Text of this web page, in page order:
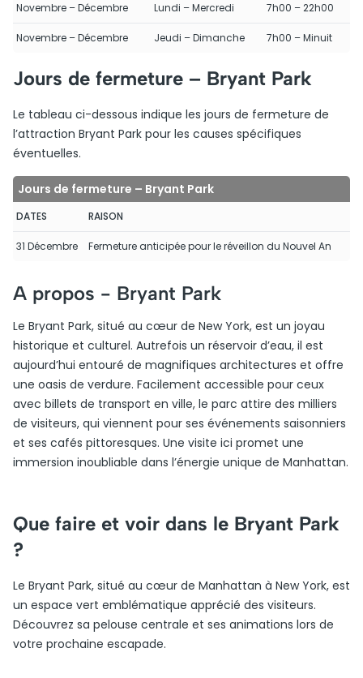
Novembre – Décembre Lundi – Mercredi 7h00 – 22h00
Novembre – Décembre Jeudi – Dimanche 7h00 – Minuit
Jours de fermeture – Bryant Park
Le tableau ci-dessous indique les jours de fermeture de
l’attraction Bryant Park pour les causes spécifiques
éventuelles.
Jours de fermeture – Bryant Park
DATES RAISON
31 Décembre Fermeture anticipée pour le réveillon du Nouvel An
A propos - Bryant Park
Le Bryant Park, situé au cœur de New York, est un joyau
historique et culturel. Autrefois un réservoir d’eau, il est
aujourd’hui entouré de magnifiques architectures et offre
une oasis de verdure. Facilement accessible pour ceux
avec billets de transport en ville, le parc attire des milliers
de visiteurs, qui viennent pour ses événements saisonniers
et ses cafés pittoresques. Une visite ici promet une
immersion inoubliable dans l’énergie unique de Manhattan.
Que faire et voir dans le Bryant Park
?
Le Bryant Park, situé au cœur de Manhattan à New York, est
un espace vert emblématique apprécié des visiteurs.
Découvrez sa pelouse centrale et ses animations lors de
votre prochaine escapade.